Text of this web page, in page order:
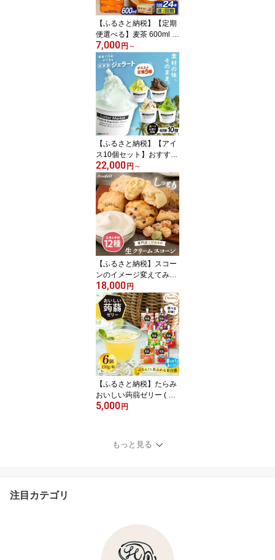
ンバーグ 餃子10万円145
000円
【ふるさと納税】【定期
便選べる】麦茶 600ml ×
24本 糸島市 / スターナイ
ン お茶 ペットボトル [A
RM005] お届け回数選べ
る 常温 7000円 7千円 定
期便 定期配送
7,000円 ～
【ふるさと納税】【アイ
ス10個セット】おすすめ
5種類×各2個（ピスタチ
オ/塩/抹茶/ビターチョコ/
キャラメル) ジェラート
セット 糸島市 / LoiterMar
ket ロイターマーケット
[AGD001] ギフト 定期便
22,000円 ～
【ふるさと納税】スコー
ンのイメージ変えてみま
せんか？定番＆季節のス
コーン12個セット 糸島
市 / キナフク [AFA004] 洋
菓子 焼き菓子 手土産 焼
菓子 お菓子1万8千円180
00円
18,000円
【ふるさと納税】たらみ
おいしい蒟蒻ゼリー ( ピ
ーチ・ぶどう・マスカッ
糸島市 / たらみ[ALN008]
パウチ ゼリー 常温
5,000円
もっと見る
注目カテゴリ